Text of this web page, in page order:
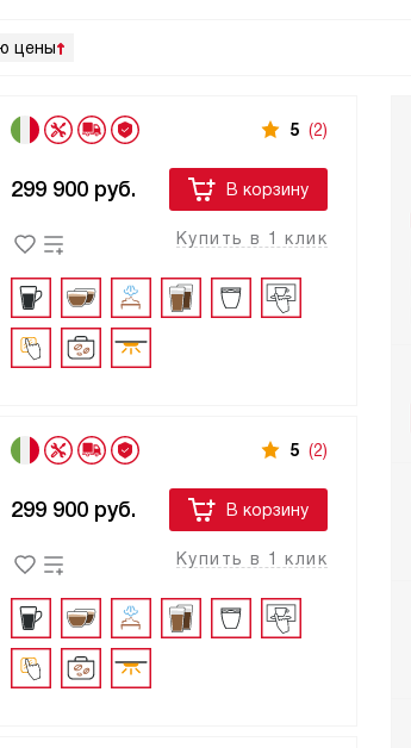
цены
5 (2)
299 900 руб. В корзину
Купить в 1 клик
5 (2)
299 900 руб. В корзину
Купить в 1 клик